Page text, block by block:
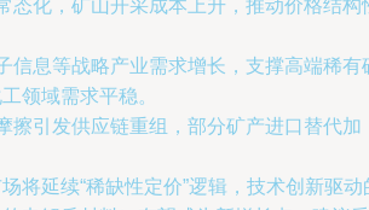
态化，矿山开采成本上升，推动价格结构
信息等战略产业需求增长，支撑高端稀有
领域需求平稳。
擦引发供应链重组，部分矿产进口替代加
将延续“稀缺性定价”逻辑，技术创新驱动